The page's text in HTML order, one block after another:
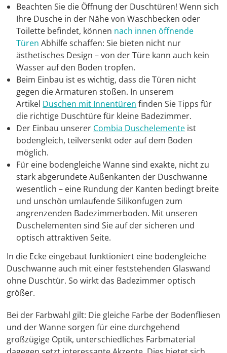
Beachten Sie die Öffnung der Duschtüren! Wenn sich
Ihre Dusche in der Nähe von Waschbecken oder
Toilette befindet, können nach innen öffnende
Türen Abhilfe schaffen: Sie bieten nicht nur
ästhetisches Design – von der Türe kann auch kein
Wasser auf den Boden tropfen.
Beim Einbau ist es wichtig, dass die Türen nicht
gegen die Armaturen stoßen. In unserem
Artikel Duschen mit Innentüren finden Sie Tipps für
die richtige Duschtüre für kleine Badezimmer.
Der Einbau unserer Combia Duschelemente ist
bodengleich, teilversenkt oder auf dem Boden
möglich.
Für eine bodengleiche Wanne sind exakte, nicht zu
stark abgerundete Außenkanten der Duschwanne
wesentlich – eine Rundung der Kanten bedingt breite
und unschön umlaufende Silikonfugen zum
angrenzenden Badezimmerboden. Mit unseren
Duschelementen sind Sie auf der sicheren und
optisch attraktiven Seite.
In die Ecke eingebaut funktioniert eine bodengleiche
Duschwanne auch mit einer feststehenden Glaswand
ohne Duschtür. So wirkt das Badezimmer optisch
größer.
Bei der Farbwahl gilt: Die gleiche Farbe der Bodenfliesen
und der Wanne sorgen für eine durchgehend
großzügige Optik, unterschiedliches Farbmaterial